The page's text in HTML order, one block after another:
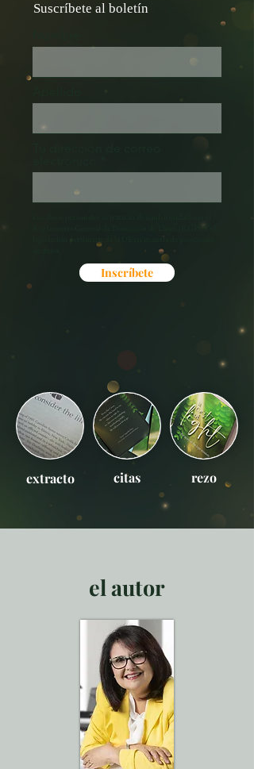
Suscríbete al boletín
Reglamento General de Protección de Datos (RGPD) y la
Inscríbete
extracto citas rezo
el autor